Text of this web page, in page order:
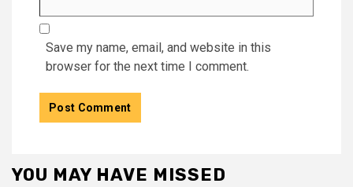
Save my name, email, and website in this
browser for the next time I comment.
YOU MAY HAVE MISSED